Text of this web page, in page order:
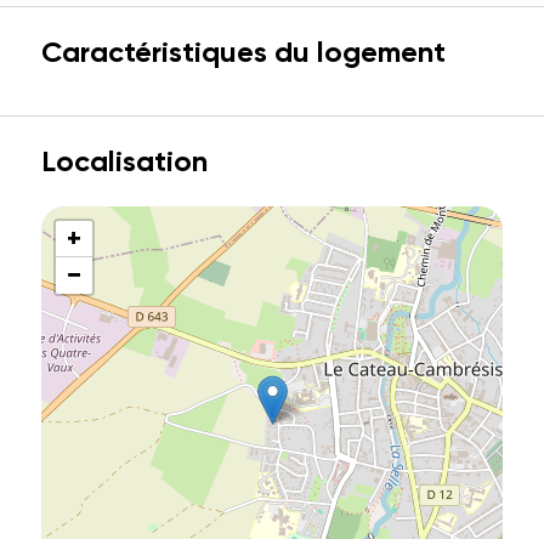
Caractéristiques du logement
Localisation
+
−